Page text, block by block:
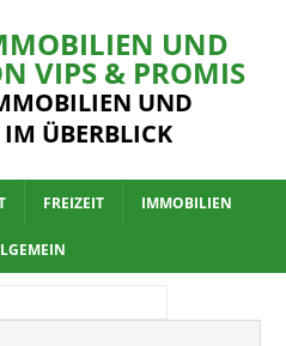
UND
VIPS & PROMIS
UND
ÜBERBLICK
FREIZEIT IMMOBILIEN